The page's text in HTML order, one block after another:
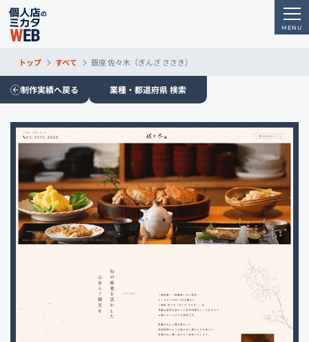
トップ すべて 銀座 佐々木（ぎんざ ささき）
制作実績へ戻る 業種・都道府県 検索